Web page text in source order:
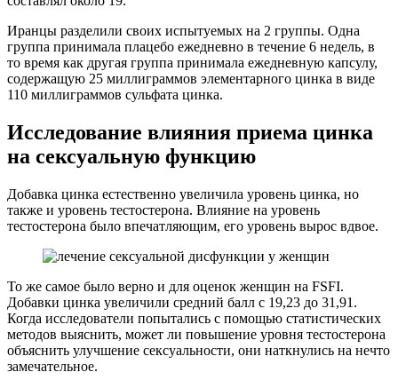
Иранцы разделили своих испытуемых на 2 группы. Одна
группа принимала плацебо ежедневно в течение 6 недель, в
то время как другая группа принимала ежедневную капсулу,
содержащую 25 миллиграммов элементарного цинка в виде
110 миллиграммов сульфата цинка.
Исследование влияния приема цинка
на сексуальную функцию
Добавка цинка естественно увеличила уровень цинка, но
также и уровень тестостерона. Влияние на уровень
тестостерона было впечатляющим, его уровень вырос вдвое.
То же самое было верно и для оценок женщин на FSFI.
Добавки цинка увеличили средний балл с 19,23 до 31,91.
Когда исследователи попытались с помощью статистических
методов выяснить, может ли повышение уровня тестостерона
объяснить улучшение сексуальности, они наткнулись на нечто
замечательное.